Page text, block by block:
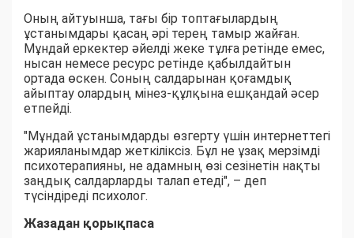
Оның айтуынша, тағы бір топтағылардың
ұстанымдары қасаң әрі терең тамыр жайған.
Мұндай еркектер әйелді жеке тұлға ретінде емес,
нысан немесе ресурс ретінде қабылдайтын
ортада өскен. Соның салдарынан қоғамдық
айыптау олардың мінез-құлқына ешқандай әсер
етпейді.
"Мұндай ұстанымдарды өзгерту үшін интернеттегі
жарияланымдар жеткіліксіз. Бұл не ұзақ мерзімді
психотерапияны, не адамның өзі сезінетін нақты
заңдық салдарларды талап етеді", – деп
түсіндіреді психолог.
Жазадан қорықпаса